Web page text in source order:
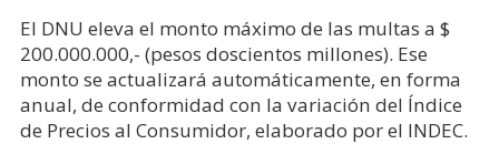
El DNU eleva el monto máximo de las multas a $
200.000.000,- (pesos doscientos millones). Ese
monto se actualizará automáticamente, en forma
anual, de conformidad con la variación del Índice
de Precios al Consumidor, elaborado por el INDEC.